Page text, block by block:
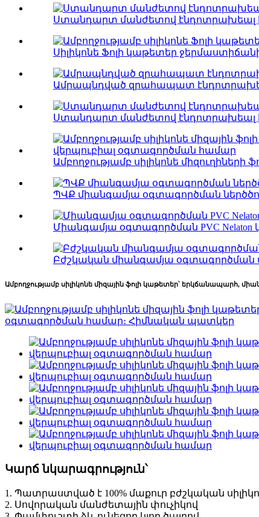
Ստանդարտ մանժետով էնդոտրախեալ
Սիլիկոնե Ֆոլի կաթետեր
Ամրապնդված զրահապատ
Ստանդարտ մանժետով էնդոտրախեալ
Ամբողջությամբ սիլիկոնե
ՊՎՔ միանգամյա օգտագործման
Միանգամյա օգտագործման PVC Nelaton
Բժշկական միանգամյա օգտագործման
Ամբողջությամբ սիլիկոնե միզային ֆոլի կաթետեր՝ երկճանապարհ,
Կարճ նկարագրություն՝
1. Պատրաստված է 100% մաքուր բժշկական
2. Սովորական մանժետային փուչիկով